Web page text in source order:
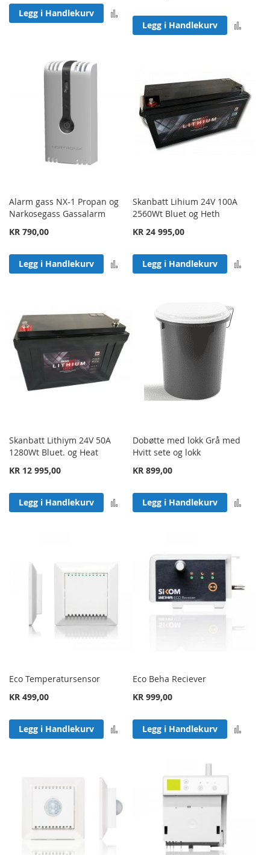
Legg i Handlekurv
Legg i Handlekurv
Alarm gass NX-1 Propan og
Narkosegass Gassalarm
KR 790,00
Legg i Handlekurv Legg til sammenligning
Skanbatt Lihium 24V 100A
2560Wt Bluet og Heth
KR 24 995,00
Legg i Handlekurv
Skanbatt Lithiym 24V 50A
1280Wt Bluet. og Heat
KR 12 995,00
Legg i Handlekurv Legg til sammenligning
Dobøtte med lokk Grå med
Hvitt sete og lokk
KR 899,00
Legg i Handlekurv
Eco Temperatursensor
KR 499,00
Legg i Handlekurv Legg til sammenligning
Eco Beha Reciever
KR 999,00
Legg i Handlekurv